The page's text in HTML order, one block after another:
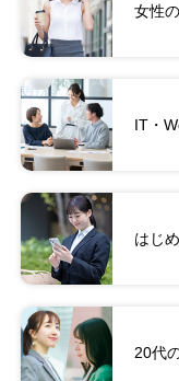
女性
IT・
はじ
20代